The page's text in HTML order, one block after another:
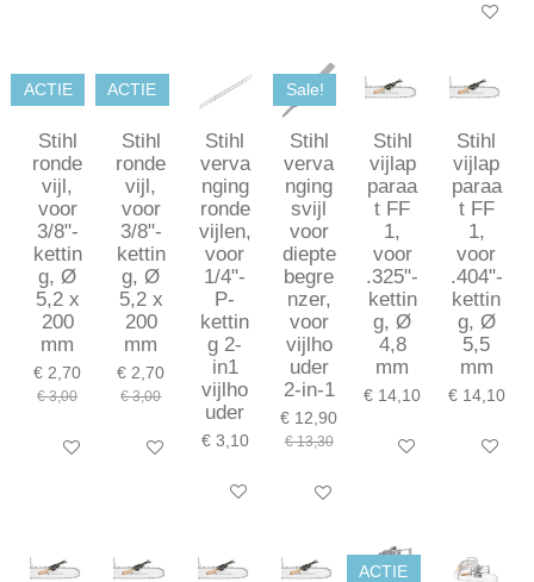
In
ACTIE
Stihl
ronde
vijl,
voor
3/8"-
kettin
g, Ø
5,2 x
200
mm
€ 2,70
€ 3,00
In winkelwagen
ACTIE
Stihl
ronde
vijl,
voor
3/8"-
kettin
g, Ø
5,2 x
200
mm
€ 2,70
€ 3,00
In winkelwagen
Stihl
verva
nging
ronde
vijlen,
voor
1/4"-
P-
kettin
g 2-
in1
vijlho
uder
€ 3,10
In winkelwagen
Sale!
Stihl
verva
nging
svijl
voor
diepte
begre
nzer,
voor
vijlho
uder
2-in-1
€ 12,90
€ 13,30
In winkelwagen
Stihl
vijlap
paraa
t FF
1,
voor
.325"-
kettin
g, Ø
4,8
mm
€ 14,10
In winkelwagen
Stihl
vijlap
paraa
t FF
1,
voor
.404"-
kettin
g, Ø
5,5
mm
€ 14,10
In
ACTIE